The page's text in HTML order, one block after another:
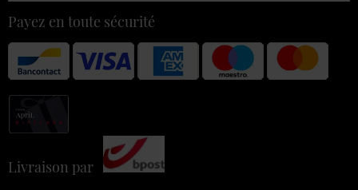
Payez en toute sécurité
Livraison par